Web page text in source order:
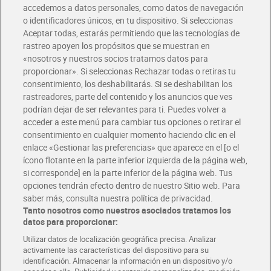
Envío gratis por compras superiores a 100€
Envío estandar por 4,99€
Glovo y Uber Eats
Solicita tu factura de Glovo o Uber Eats
Únete al CLUB Dia
Disfruta las ventajas y ofertas exclusivas.
Descárgate la APP Dia
Folletos y Tiendas
Descubre las mejores ofertas y busca tu tienda más cercana
Tarjeta MaX Dia
Te devuelve hasta 8€/mes de tus compras.
¡Solicita tu tarjeta de crédito aquí!
COMER MEJOR CADA DIA
accedemos a datos personales, como datos de navegación
o identificadores únicos, en tu dispositivo. Si seleccionas
Aceptar todas, estarás permitiendo que las tecnologías de
rastreo apoyen los propósitos que se muestran en
«nosotros y nuestros socios tratamos datos para
proporcionar». Si seleccionas Rechazar todas o retiras tu
consentimiento, los deshabilitarás. Si se deshabilitan los
rastreadores, parte del contenido y los anuncios que ves
podrían dejar de ser relevantes para ti. Puedes volver a
acceder a este menú para cambiar tus opciones o retirar el
consentimiento en cualquier momento haciendo clic en el
enlace «Gestionar las preferencias» que aparece en el [o el
ícono flotante en la parte inferior izquierda de la página web,
si corresponde] en la parte inferior de la página web. Tus
opciones tendrán efecto dentro de nuestro Sitio web. Para
saber más, consulta nuestra política de privacidad.
Tanto nosotros como nuestros asociados tratamos los
datos para proporcionar:
Utilizar datos de localización geográfica precisa. Analizar
activamente las características del dispositivo para su
identificación. Almacenar la información en un dispositivo y/o